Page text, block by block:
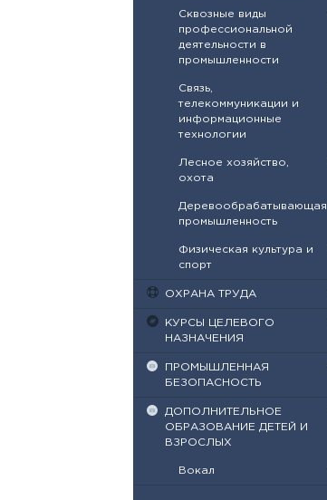
Сквозные виды
профессиональной
деятельности в
промышленности
Связь,
телекоммуникации и
информационные
технологии
Лесное хозяйство,
охота
Деревообрабатывающая
промышленность
Физическая культура и
спорт
ОХРАНА ТРУДА
КУРСЫ ЦЕЛЕВОГО
НАЗНАЧЕНИЯ
ПРОМЫШЛЕННАЯ
БЕЗОПАСНОСТЬ
ДОПОЛНИТЕЛЬНОЕ
ОБРАЗОВАНИЕ ДЕТЕЙ И
ВЗРОСЛЫХ
Вокал